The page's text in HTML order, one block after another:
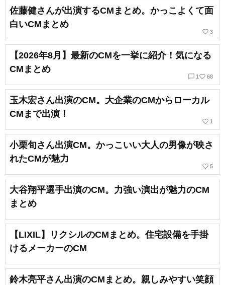
佐藤健さんが出演するCMまとめ。かっこよくて面
白いCMまとめ
favorite_border 3
【2026年8月】最新のCMを一挙に紹介！気になる
CMまとめ
chat_bubble_outline 1 favorite_border 68
玉木宏さん出演のCM。大企業のCMからローカル
CMまで出演！
favorite_border 1
小栗旬さん出演CM。かっこいい大人の男像が映さ
れたCMが魅力
favorite_border 5
大谷翔平選手出演のCM。力強い演出が魅力のCM
まとめ
【LIXIL】リクシルのCMまとめ。住宅設備を手掛
けるメーカーのCM
鈴木亮平さん出演のCMまとめ。親しみやすい笑顔